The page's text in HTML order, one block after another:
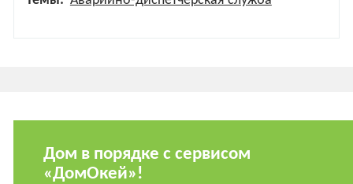
Дом в порядке с сервисом
«ДомОкей»!